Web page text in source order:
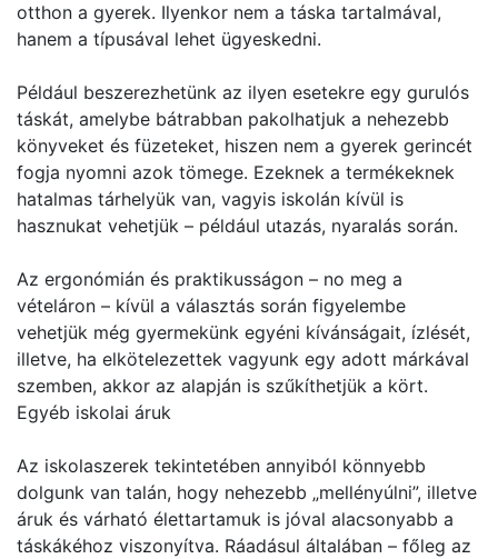
otthon a gyerek. Ilyenkor nem a táska tartalmával,
hanem a típusával lehet ügyeskedni.
Például beszerezhetünk az ilyen esetekre egy gurulós
táskát, amelybe bátrabban pakolhatjuk a nehezebb
könyveket és füzeteket, hiszen nem a gyerek gerincét
fogja nyomni azok tömege. Ezeknek a termékeknek
hatalmas tárhelyük van, vagyis iskolán kívül is
hasznukat vehetjük – például utazás, nyaralás során.
Az ergonómián és praktikusságon – no meg a
vételáron – kívül a választás során figyelembe
vehetjük még gyermekünk egyéni kívánságait, ízlését,
illetve, ha elkötelezettek vagyunk egy adott márkával
szemben, akkor az alapján is szűkíthetjük a kört.
Egyéb iskolai áruk
Az iskolaszerek tekintetében annyiból könnyebb
dolgunk van talán, hogy nehezebb „mellényúlni”, illetve
áruk és várható élettartamuk is jóval alacsonyabb a
táskákéhoz viszonyítva. Ráadásul általában – főleg az